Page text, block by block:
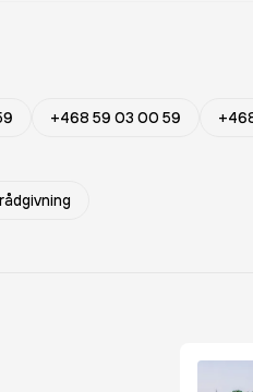
+468 59 03 00 59